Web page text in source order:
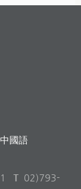
中國語
T 02)793-